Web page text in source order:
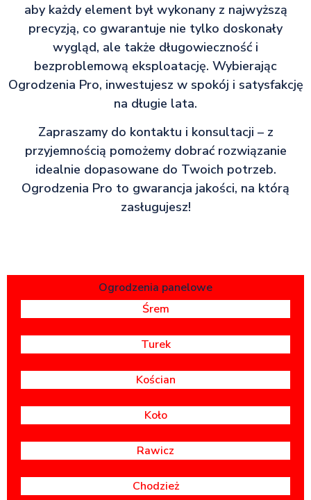
aby każdy element był wykonany z najwyższą
precyzją, co gwarantuje nie tylko doskonały
wygląd, ale także długowieczność i
bezproblemową eksploatację. Wybierając
Ogrodzenia Pro, inwestujesz w spokój i satysfakcję
na długie lata.
Zapraszamy do kontaktu i konsultacji – z
przyjemnością pomożemy dobrać rozwiązanie
idealnie dopasowane do Twoich potrzeb.
Ogrodzenia Pro to gwarancja jakości, na którą
zasługujesz!
Ogrodzenia panelowe
Śrem
Turek
Kościan
Koło
Rawicz
Chodzież